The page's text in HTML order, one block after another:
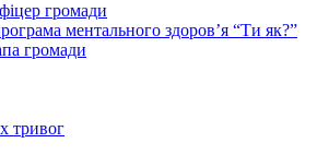
громади
ментального здоров’я “Ти як?”
громади
тривог